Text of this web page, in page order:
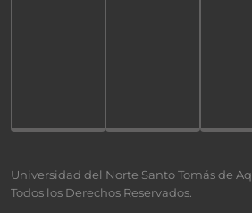
Universidad del Norte Santo Tomás de
Todos los Derechos Reservados.